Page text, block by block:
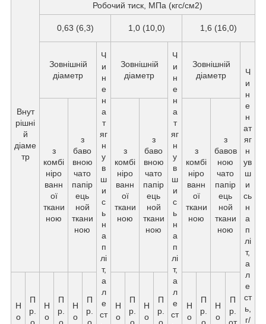
Внут
рішні
й
діаме
тр
Робочий тиск, МПа (кгс/см2)
0,63 (6,3) 1,0 (10,0) 1,6 (16,0)
Зовнішній
діаметр
Ч
и
н
е
н
а
т
яг
н
у
в
ш
и
с
ь
н
а
п
лі
т,
а
л
е
ст
Зовнішній
діаметр
Ч
и
н
е
н
а
т
яг
н
у
в
ш
и
с
ь
н
а
п
лі
т,
а
л
е
ст
Зовнішній
діаметр
Ч
и
н
е
н
ат
яг
н
ув
ш
и
сь
н
а
п
лі
т,
а
л
е
ст
ь,
г/
з
комбі
ніро
ванн
ої
ткани
ною
з
баво
вною
чато
папір
ець
ной
ткани
ною
з
комбі
ніро
ванн
ої
ткани
ною
з
баво
вною
чато
папір
ець
ной
ткани
ною
з
комбі
ніро
ванн
ої
ткани
ною
з
бавов
ною
чато
папір
ець
ной
ткани
ною
Н
о
П
р.
Н
о
П
р.
Н
о
П
р.
Н
о
П
р.
Н
о
П
р.
Н
о
П
р.
Н
о
П
р.